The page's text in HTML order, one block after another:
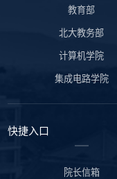
教育部
北大教务部
计算机学院
集成电路学院
快捷入口
院长信箱